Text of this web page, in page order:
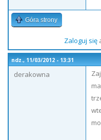
Góra strony
Zaloguj się
ndz., 11/03/2012 - 13:31
derakowna